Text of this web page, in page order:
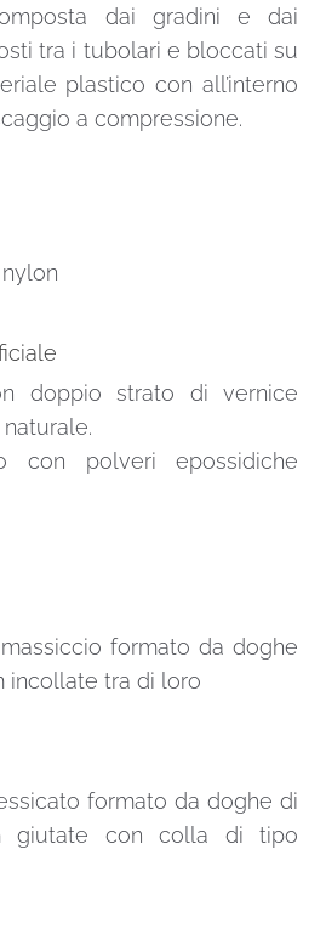
dai gradini e dai
tra i tubolari e bloccati su
plastico con all’interno
a compressione.
doppio strato di vernice
con polveri epossidiche
formato da doghe
incollate tra di loro
formato da doghe di
giutate con colla di tipo